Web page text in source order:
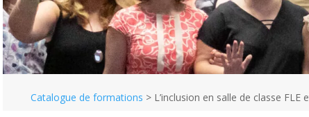
Catalogue de formations > L’inclusion en salle de classe FLE